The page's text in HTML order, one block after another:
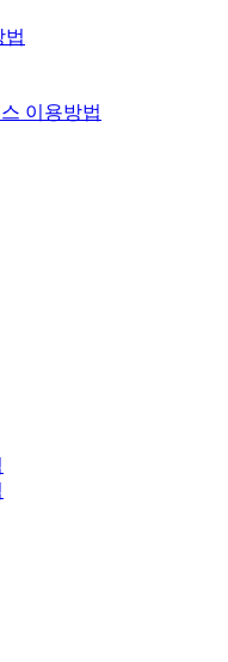
법
이용방법